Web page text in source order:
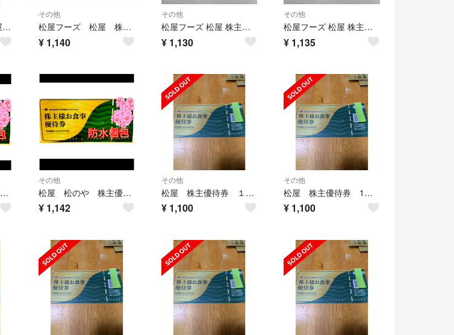
🌲 松屋 松の屋 松屋フーズ株主優待券3枚
その他
松屋フーズ 松屋 株主優待券 食事券 割引券 優待券 1000円
¥ 1,140
その他
松屋フーズ 松屋 株主優待券 1枚
¥ 1,130
その他
松屋フーズ 松屋 株主優待券 1枚
¥ 1,135
松屋 松のや 株主優待券
その他
松屋 松のや 株主優待券
¥ 1,142
その他
松屋 株主優待券 １枚 ⅨⅧ⚅
¥ 1,100
その他
松屋 株主優待券 1枚 ⅨⅤⅲ
¥ 1,100